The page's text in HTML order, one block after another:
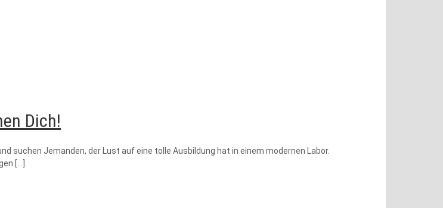
Dich!
suchen Jemanden, der Lust auf eine tolle Ausbildung hat in einem modernen Labor.